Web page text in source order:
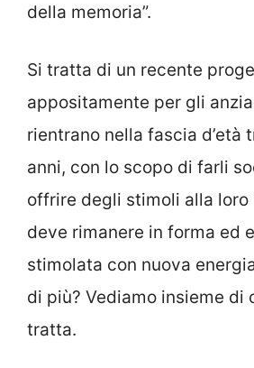
della memoria”.
Si tratta di un recente
appositamente per gli
rientrano nella fascia d’età
anni, con lo scopo di farli
offrire degli stimoli alla loro
deve rimanere in forma ed
stimolata con nuova
di più? Vediamo insieme di
tratta.